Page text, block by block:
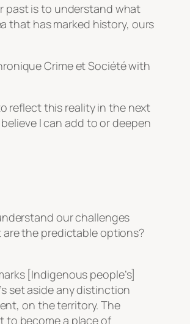
past is to understand what
that has marked history, ours
Crime et Société with
reflect this reality in the next
I can add to or deepen
our challenges
the predictable options?
[Indigenous people’s]
set aside any distinction
on the territory. The
to become a place of